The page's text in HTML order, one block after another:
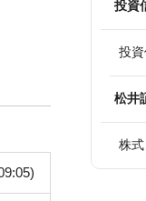
投資
投
松井
株